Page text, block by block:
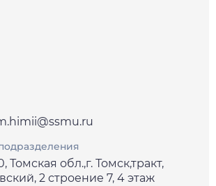
Томская обл.,г. Томск,тракт,
2 строение 7, 4 этаж